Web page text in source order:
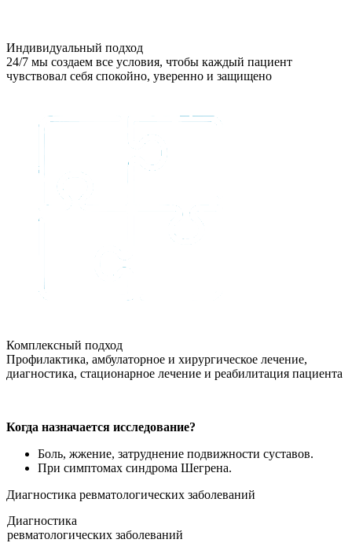
Индивидуальный подход
24/7 мы создаем все условия, чтобы каждый пациент
чувствовал себя спокойно, уверенно и защищено
Комплексный подход
Профилактика, амбулаторное и хирургическое лечение,
диагностика, стационарное лечение и реабилитация пациента
Когда назначается исследование?
Боль, жжение, затруднение подвижности суставов.
При симптомах синдрома Шегрена.
Диагностика ревматологических заболеваний
Диагностика
ревматологических заболеваний